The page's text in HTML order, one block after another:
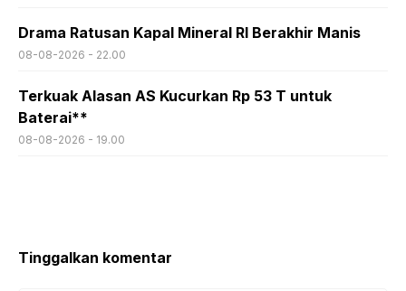
Drama Ratusan Kapal Mineral RI Berakhir Manis
08-08-2026 - 22.00
Terkuak Alasan AS Kucurkan Rp 53 T untuk
Baterai**
08-08-2026 - 19.00
Tinggalkan komentar